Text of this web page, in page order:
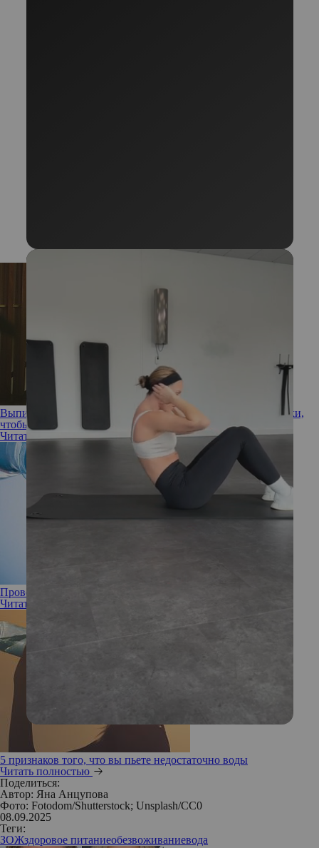
Выпить воды и поболтать с коллегой: действенные лайфхаки,
чтобы избежать сонливости днем
Читать полностью
Проверьте себя: 6 способов пить воду правильно
Читать полностью
5 признаков того, что вы пьете недостаточно воды
Читать полностью
Поделиться:
Автор: Яна Анцупова
Фото: Fotodom/Shutterstock; Unsplash/CC0
08.09.2025
Теги:
ЗОЖздоровое питаниеобезвоживаниевода